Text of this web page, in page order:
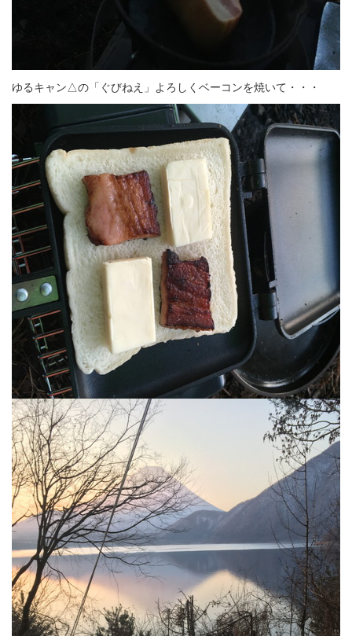
ゆるキャン△の「ぐびねえ」よろしくベーコンを焼いて・・・